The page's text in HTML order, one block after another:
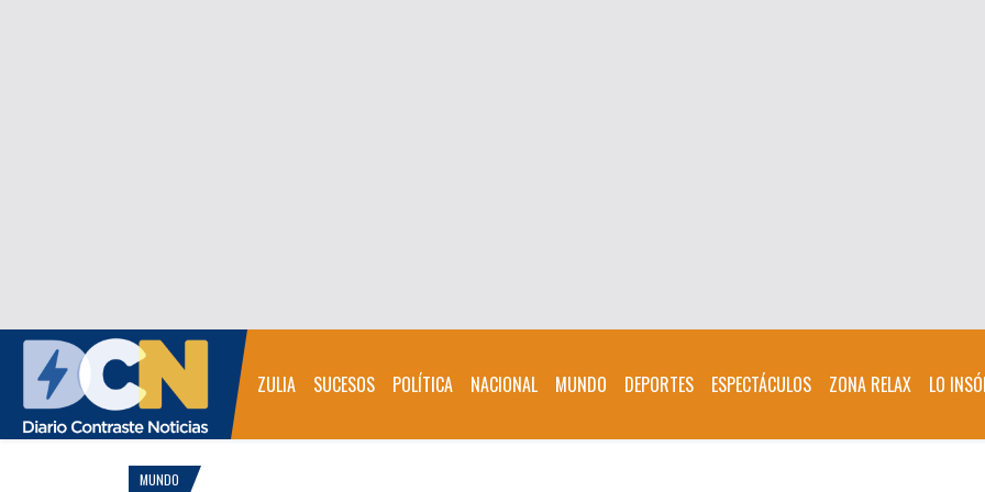
ZULIA SUCESOS POLÍTICA NACIONAL MUNDO DEPORTES ESPECTÁCULOS ZONA RELAX LO
MUNDO